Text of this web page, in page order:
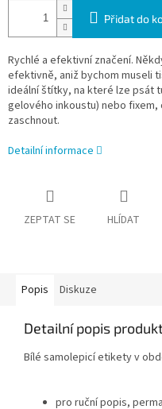
Přidat do
Rychlé a efektivní značení.
efektivně, aniž bychom museli
ideální štítky, na které lze psát
gelového inkoustu) nebo
zaschnout.
Detailní informace
ZEPTAT SE HLÍDAT
Popis Diskuze
Detailní popis
Bílé samolepicí etikety v
pro ruční popis,